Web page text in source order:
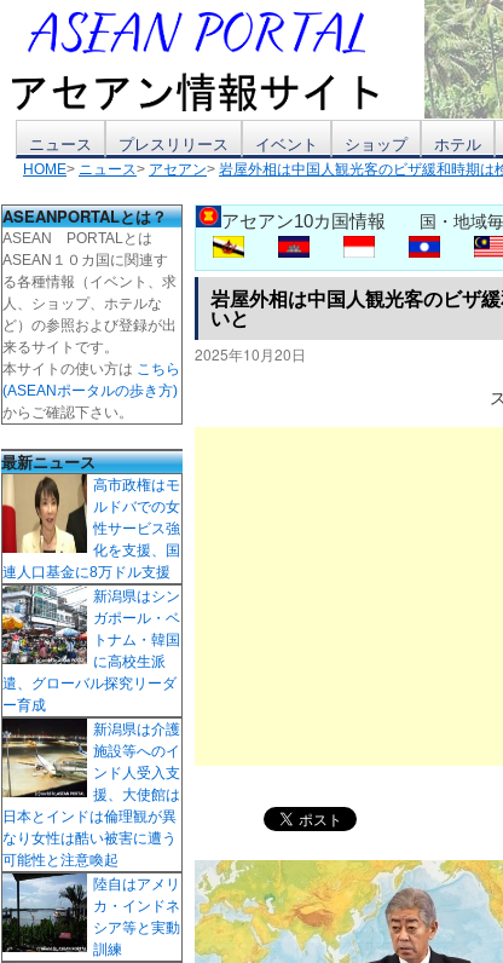
テ
ン
ツ
へ
ス
キ
ッ
プ
ニュース プレスリリース イベント ショップ ホテル
HOME> ニュース> アセアン> 岩屋外相は中国人観光客のビザ緩和時期は
アセアン10カ国情報 国・地域毎
岩屋外相は中国人観光客のビザ
いと
2025年10月20日
ASEANPORTALとは？
ASEAN PORTALとは
ASEAN１０カ国に関連す
る各種情報（イベント、求
人、ショップ、ホテルな
ど）の参照および登録が出
来るサイトです。
本サイトの使い方は こちら
(ASEANポータルの歩き方)
からご確認下さい。
最新ニュース
高市政権はモ
ルドバでの女
性サービス強
化を支援、国
連人口基金に8万ドル支援
新潟県はシン
ガポール・ベ
トナム・韓国
に高校生派
遣、グローバル探究リーダ
ー育成
新潟県は介護
施設等へのイ
ンド人受入支
援、大使館は
日本とインドは倫理観が異
なり女性は酷い被害に遭う
可能性と注意喚起
陸自はアメリ
カ・インドネ
シア等と実動
訓練